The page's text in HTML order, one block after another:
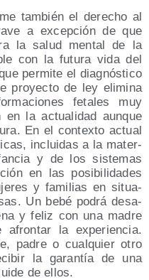
tam­bién el dere­cho al
a excep­ción de que
la salud men­tal de la
con la futu­ra vida del
per­mi­te el diag­nós­ti­co
pro­yec­to de ley eli­mi­na
feta­les muy
la actua­li­dad aun­que
En el con­tex­to actual
inclui­das a la mater­
y de los sis­te­mas
en las posi­bi­li­da­des
y fami­lias en situa­
Un bebé podrá desa­
y feliz con una madre
afron­tar la expe­rien­cia.
padre o cual­quier otro
la garan­tía de una
de ellos.